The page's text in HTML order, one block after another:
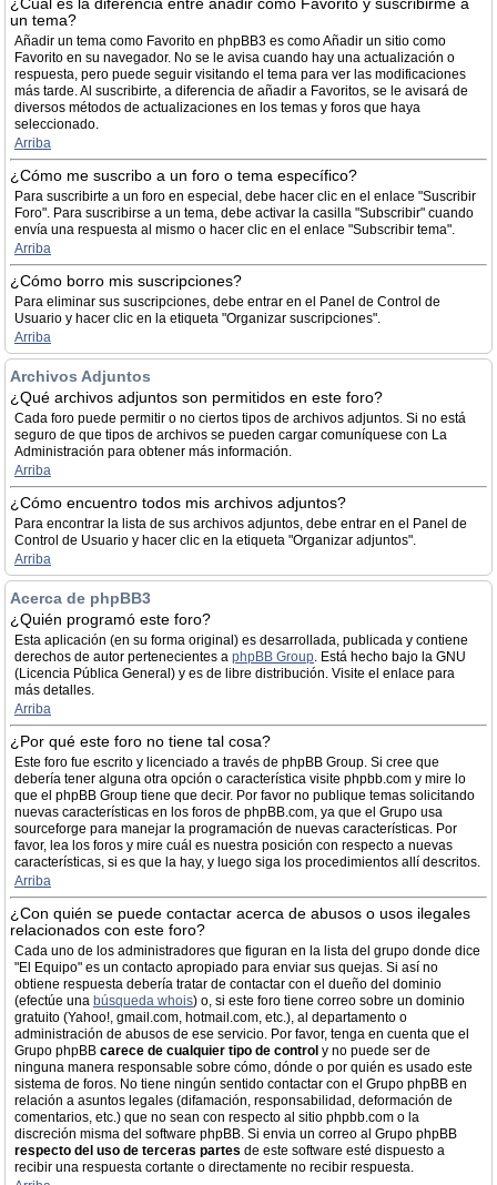
un tema?
Añadir un tema como Favorito en phpBB3 es como Añadir un sitio como
Favorito en su navegador. No se le avisa cuando hay una actualización o
respuesta, pero puede seguir visitando el tema para ver las modificaciones
más tarde. Al suscribirte, a diferencia de añadir a Favoritos, se le avisará de
diversos métodos de actualizaciones en los temas y foros que haya
seleccionado.
Arriba
¿Cómo me suscribo a un foro o tema específico?
Para suscribirte a un foro en especial, debe hacer clic en el enlace "Suscribir
Foro". Para suscribirse a un tema, debe activar la casilla "Subscribir" cuando
envía una respuesta al mismo o hacer clic en el enlace "Subscribir tema".
Arriba
¿Cómo borro mis suscripciones?
Para eliminar sus suscripciones, debe entrar en el Panel de Control de
Usuario y hacer clic en la etiqueta "Organizar suscripciones".
Arriba
Archivos Adjuntos
¿Qué archivos adjuntos son permitidos en este foro?
Cada foro puede permitir o no ciertos tipos de archivos adjuntos. Si no está
seguro de que tipos de archivos se pueden cargar comuníquese con La
Administración para obtener más información.
Arriba
¿Cómo encuentro todos mis archivos adjuntos?
Para encontrar la lista de sus archivos adjuntos, debe entrar en el Panel de
Control de Usuario y hacer clic en la etiqueta "Organizar adjuntos".
Arriba
Acerca de phpBB3
¿Quién programó este foro?
Esta aplicación (en su forma original) es desarrollada, publicada y contiene
derechos de autor pertenecientes a phpBB Group. Está hecho bajo la GNU
(Licencia Pública General) y es de libre distribución. Visite el enlace para
más detalles.
Arriba
¿Por qué este foro no tiene tal cosa?
Este foro fue escrito y licenciado a través de phpBB Group. Si cree que
debería tener alguna otra opción o característica visite phpbb.com y mire lo
que el phpBB Group tiene que decir. Por favor no publique temas solicitando
nuevas características en los foros de phpBB.com, ya que el Grupo usa
sourceforge para manejar la programación de nuevas características. Por
favor, lea los foros y mire cuál es nuestra posición con respecto a nuevas
características, si es que la hay, y luego siga los procedimientos allí descritos.
Arriba
¿Con quién se puede contactar acerca de abusos o usos ilegales
relacionados con este foro?
Cada uno de los administradores que figuran en la lista del grupo donde dice
"El Equipo" es un contacto apropiado para enviar sus quejas. Si así no
obtiene respuesta debería tratar de contactar con el dueño del dominio
(efectúe una búsqueda whois) o, si este foro tiene correo sobre un dominio
gratuito (Yahoo!, gmail.com, hotmail.com, etc.), al departamento o
administración de abusos de ese servicio. Por favor, tenga en cuenta que el
Grupo phpBB carece de cualquier tipo de control y no puede ser de
ninguna manera responsable sobre cómo, dónde o por quién es usado este
sistema de foros. No tiene ningún sentido contactar con el Grupo phpBB en
relación a asuntos legales (difamación, responsabilidad, deformación de
comentarios, etc.) que no sean con respecto al sitio phpbb.com o la
discreción misma del software phpBB. Si envia un correo al Grupo phpBB
respecto del uso de terceras partes de este software esté dispuesto a
recibir una respuesta cortante o directamente no recibir respuesta.